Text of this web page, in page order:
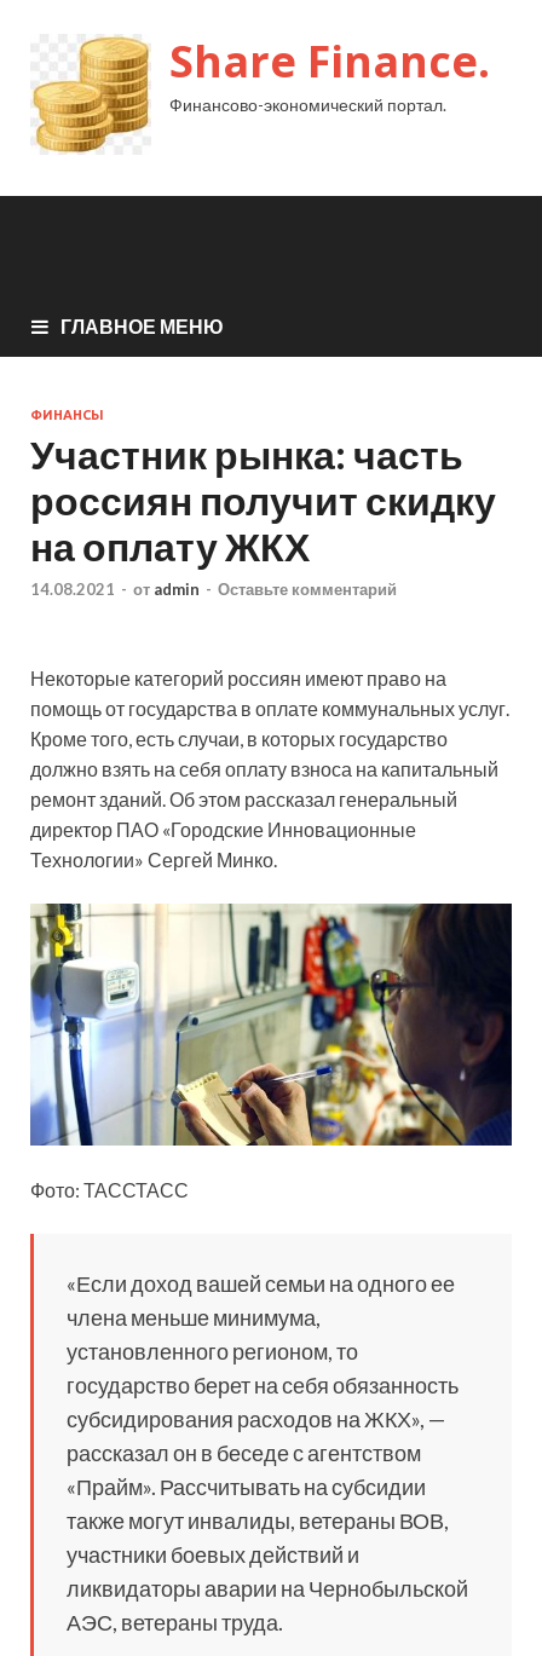
Share Finance.
Финансово-экономический портал.
ГЛАВНОЕ МЕНЮ
ФИНАНСЫ
Участник рынка: часть
россиян получит скидку
на оплату ЖКХ
14.08.2021 - от admin - Оставьте комментарий
Некоторые категорий россиян имеют право на
помощь от государства в оплате коммунальных услуг.
Кроме того, есть случаи, в которых государство
должно взять на себя оплату взноса на капитальный
ремонт зданий. Об этом рассказал генеральный
директор ПАО «Городские Инновационные
Технологии» Сергей Минко.
Фото: ТАССТАСС
«Если доход вашей семьи на одного ее
члена меньше минимума,
установленного регионом, то
государство берет на себя обязанность
субсидирования расходов на ЖКХ», —
рассказал он в беседе с агентством
«Прайм». Рассчитывать на субсидии
также могут инвалиды, ветераны ВОВ,
участники боевых действий и
ликвидаторы аварии на Чернобыльской
АЭС, ветераны труда.